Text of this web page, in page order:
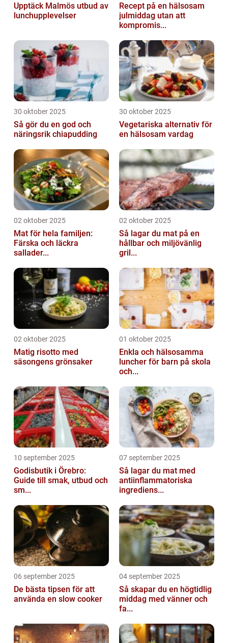
Upptäck Malmös utbud av
lunchupplevelser
Recept på en hälsosam
julmiddag utan att
kompromis...
30 oktober 2025
Så gör du en god och
näringsrik chiapudding
30 oktober 2025
Vegetariska alternativ för
en hälsosam vardag
02 oktober 2025
Mat för hela familjen:
Färska och läckra
sallader...
02 oktober 2025
Så lagar du mat på en
hållbar och miljövänlig
gril...
02 oktober 2025
Matig risotto med
säsongens grönsaker
01 oktober 2025
Enkla och hälsosamma
luncher för barn på skola
och...
10 september 2025
Godisbutik i Örebro:
Guide till smak, utbud och
sm...
07 september 2025
Så lagar du mat med
antiinflammatoriska
ingrediens...
06 september 2025
De bästa tipsen för att
använda en slow cooker
04 september 2025
Så skapar du en högtidlig
middag med vänner och
fa...